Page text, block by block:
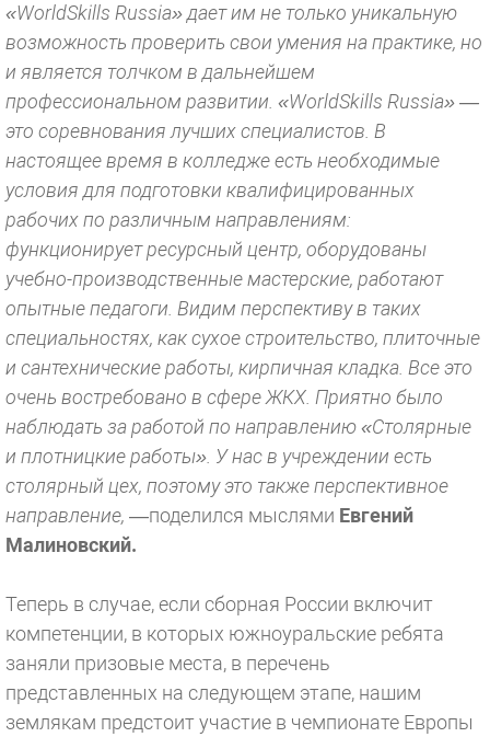
«WorldSkills Russia» дает им не только уникальную
возможность проверить свои умения на практике, но
и является толчком в дальнейшем
профессиональном развитии. «WorldSkills Russia» —
это соревнования лучших специалистов. В
настоящее время в колледже есть необходимые
условия для подготовки квалифицированных
рабочих по различным направлениям:
функционирует ресурсный центр, оборудованы
учебно-производственные мастерские, работают
опытные педагоги. Видим перспективу в таких
специальностях, как сухое строительство, плиточные
и сантехнические работы, кирпичная кладка. Все это
очень востребовано в сфере ЖКХ. Приятно было
наблюдать за работой по направлению «Столярные
и плотницкие работы». У нас в учреждении есть
столярный цех, поэтому это также перспективное
направление, —поделился мыслями Евгений
Малиновский.
Теперь в случае, если сборная России включит
компетенции, в которых южноуральские ребята
заняли призовые места, в перечень
представленных на следующем этапе, нашим
землякам предстоит участие в чемпионате Европы